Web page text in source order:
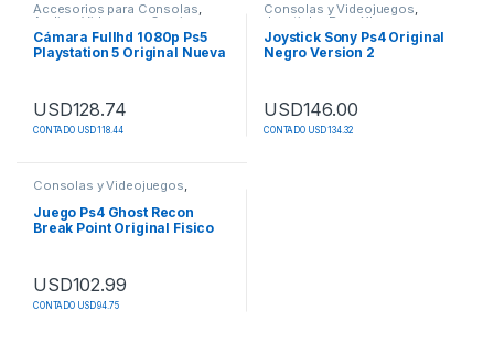
Accesorios para Consolas,
Audio y Video para Gaming
Cámaras ,Consolas y
Videojuegos,Para PlayStation
PS5 - PlayStation 5
Cámara Fullhd 1080p Ps5
Playstation 5 Original Nueva
USD128.74
CONTADO USD 118.44
Consolas y Videojuegos,
Joysticks Para Xbox
Repuestos para Consolas,
Xbox Series X/S
Joystick Sony Ps4 Original
Negro Version 2
USD146.00
CONTADO USD 134.32
Este producto tiene múltiples
Consolas y Videojuegos,
Videojuegos
Juego Ps4 Ghost Recon
Break Point Original Fisico
USD102.99
CONTADO USD 94.75